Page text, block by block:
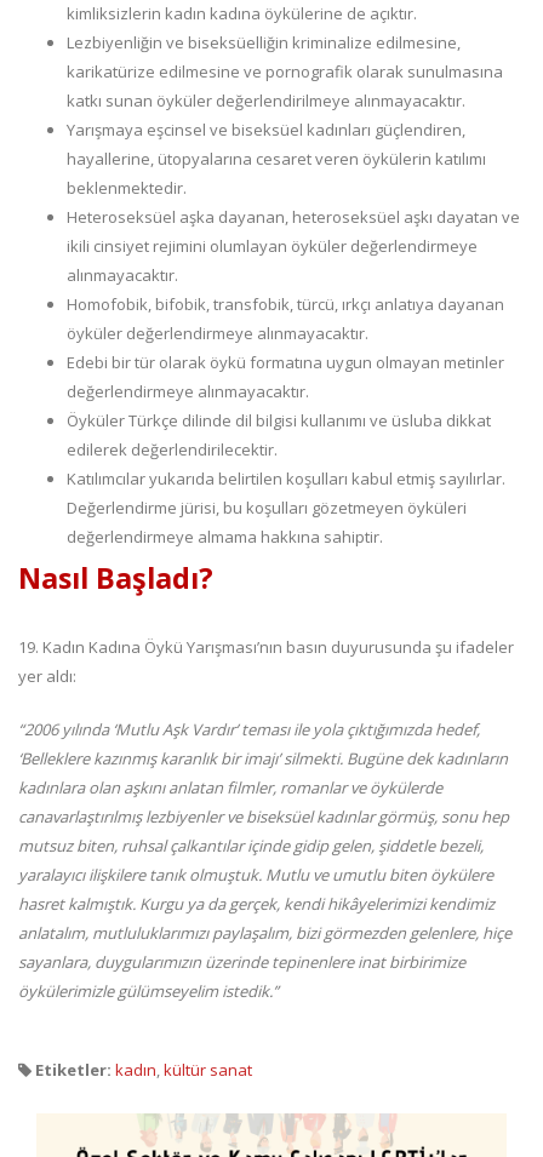
kimliksizlerin kadın kadına öykülerine de açıktır.
Lezbiyenliğin ve biseksüelliğin kriminalize edilmesine,
karikatürize edilmesine ve pornografik olarak sunulmasına
katkı sunan öyküler değerlendirilmeye alınmayacaktır.
Yarışmaya eşcinsel ve biseksüel kadınları güçlendiren,
hayallerine, ütopyalarına cesaret veren öykülerin katılımı
beklenmektedir.
Heteroseksüel aşka dayanan, heteroseksüel aşkı dayatan ve
ikili cinsiyet rejimini olumlayan öyküler değerlendirmeye
alınmayacaktır.
Homofobik, bifobik, transfobik, türcü, ırkçı anlatıya dayanan
öyküler değerlendirmeye alınmayacaktır.
Edebi bir tür olarak öykü formatına uygun olmayan metinler
değerlendirmeye alınmayacaktır.
Öyküler Türkçe dilinde dil bilgisi kullanımı ve üsluba dikkat
edilerek değerlendirilecektir.
Katılımcılar yukarıda belirtilen koşulları kabul etmiş sayılırlar.
Değerlendirme jürisi, bu koşulları gözetmeyen öyküleri
değerlendirmeye almama hakkına sahiptir.
Nasıl Başladı?
19. Kadın Kadına Öykü Yarışması’nın basın duyurusunda şu ifadeler
yer aldı:
“2006 yılında ‘Mutlu Aşk Vardır’ teması ile yola çıktığımızda hedef,
‘Belleklere kazınmış karanlık bir imajı’ silmekti. Bugüne dek kadınların
kadınlara olan aşkını anlatan filmler, romanlar ve öykülerde
canavarlaştırılmış lezbiyenler ve biseksüel kadınlar görmüş, sonu hep
mutsuz biten, ruhsal çalkantılar içinde gidip gelen, şiddetle bezeli,
yaralayıcı ilişkilere tanık olmuştuk. Mutlu ve umutlu biten öykülere
hasret kalmıştık. Kurgu ya da gerçek, kendi hikâyelerimizi kendimiz
anlatalım, mutluluklarımızı paylaşalım, bizi görmezden gelenlere, hiçe
sayanlara, duygularımızın üzerinde tepinenlere inat birbirimize
öykülerimizle gülümseyelim istedik.”
Etiketler: kadın,kültür sanat